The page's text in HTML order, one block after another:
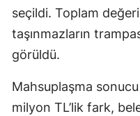
seçildi. Toplam
taşınmazların
görüldü.
Mahsuplaşma
milyon TL’lik fark,